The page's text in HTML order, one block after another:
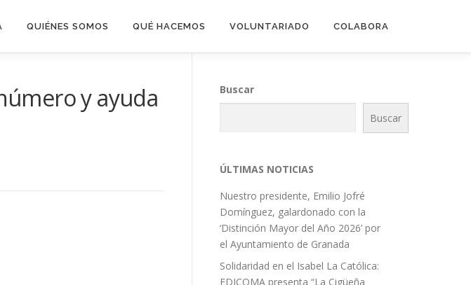
QUIÉNES SOMOS QUÉ HACEMOS VOLUNTARIADO COLABORA
y ayuda
Buscar
Buscar
ÚLTIMAS NOTICIAS
Nuestro presidente, Emilio Jofré
Domínguez, galardonado con la
‘Distinción Mayor del Año 2026’ por
el Ayuntamiento de Granada
Solidaridad en el Isabel La Católica:
EDICOMA presenta “La Cigüeña